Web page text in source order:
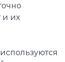
и их